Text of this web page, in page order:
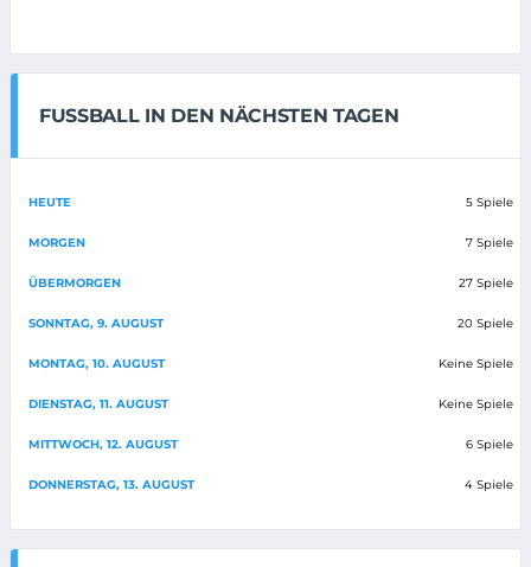
FUSSBALL IN DEN NÄCHSTEN TAGEN
HEUTE 5 Spiele
MORGEN 7 Spiele
ÜBERMORGEN 27 Spiele
SONNTAG, 9. AUGUST 20 Spiele
MONTAG, 10. AUGUST Keine Spiele
DIENSTAG, 11. AUGUST Keine Spiele
MITTWOCH, 12. AUGUST 6 Spiele
DONNERSTAG, 13. AUGUST 4 Spiele